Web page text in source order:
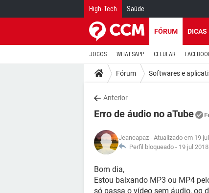
High-Tech Saúde
FÓRUM DICAS
JOGOS WHATSAPP CELULAR
Fórum Softwares e
Anterior
Erro de áudio no aTube
Jeancapaz - Atualizado em 19
Perfil bloqueado - 19 jul
Bom dia,
Estou baixando MP3 ou MP4
só passa o vídeo sem áudio, oq